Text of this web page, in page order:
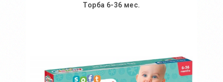
Торба 6-36 мес.
Додај во желби
Додај за споредба